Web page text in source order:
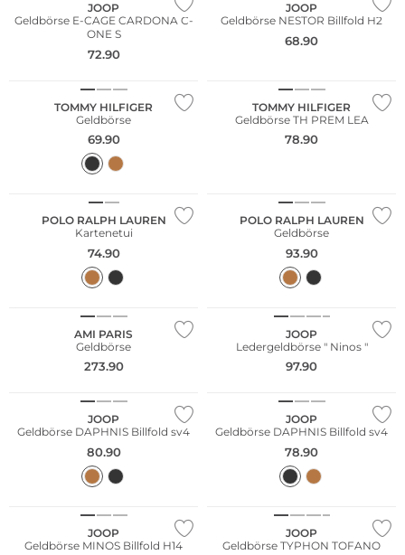
JOOP
Geldbörse E-CAGE CARDONA C-
ONE S
72.90
JOOP
Geldbörse NESTOR Billfold H2
68.90
TOMMY HILFIGER
Geldbörse
69.90
TOMMY HILFIGER
Geldbörse TH PREM LEA
78.90
POLO RALPH LAUREN
Kartenetui
74.90
POLO RALPH LAUREN
Geldbörse
93.90
AMI PARIS
Geldbörse
273.90
JOOP
Ledergeldbörse " Ninos "
97.90
JOOP
Geldbörse DAPHNIS Billfold sv4
80.90
JOOP
Geldbörse DAPHNIS Billfold sv4
78.90
JOOP
Geldbörse MINOS Billfold H14
JOOP
Geldbörse TYPHON TOFANO